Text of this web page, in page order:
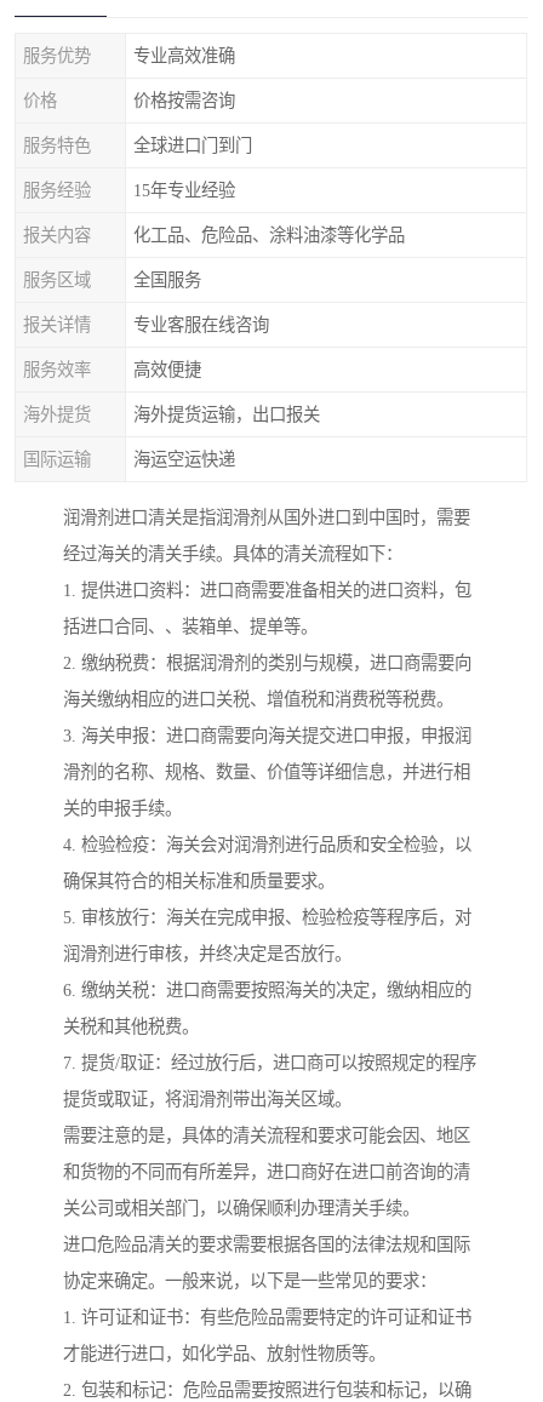
服务优势 专业高效准确
价格 价格按需咨询
服务特色 全球进口门到门
服务经验 15年专业经验
报关内容 化工品、危险品、涂料油漆等化学品
服务区域 全国服务
报关详情 专业客服在线咨询
服务效率 高效便捷
海外提货 海外提货运输，出口报关
国际运输 海运空运快递
润滑剂进口清关是指润滑剂从国外进口到中国时，需要
经过海关的清关手续。具体的清关流程如下：
1. 提供进口资料：进口商需要准备相关的进口资料，包
括进口合同、、装箱单、提单等。
2. 缴纳税费：根据润滑剂的类别与规模，进口商需要向
海关缴纳相应的进口关税、增值税和消费税等税费。
3. 海关申报：进口商需要向海关提交进口申报，申报润
滑剂的名称、规格、数量、价值等详细信息，并进行相
关的申报手续。
4. 检验检疫：海关会对润滑剂进行品质和安全检验，以
确保其符合的相关标准和质量要求。
5. 审核放行：海关在完成申报、检验检疫等程序后，对
润滑剂进行审核，并终决定是否放行。
6. 缴纳关税：进口商需要按照海关的决定，缴纳相应的
关税和其他税费。
7. 提货/取证：经过放行后，进口商可以按照规定的程序
提货或取证，将润滑剂带出海关区域。
需要注意的是，具体的清关流程和要求可能会因、地区
和货物的不同而有所差异，进口商好在进口前咨询的清
关公司或相关部门，以确保顺利办理清关手续。
进口危险品清关的要求需要根据各国的法律法规和国际
协定来确定。一般来说，以下是一些常见的要求：
1. 许可证和证书：有些危险品需要特定的许可证和证书
才能进行进口，如化学品、放射性物质等。
2. 包装和标记：危险品需要按照进行包装和标记，以确